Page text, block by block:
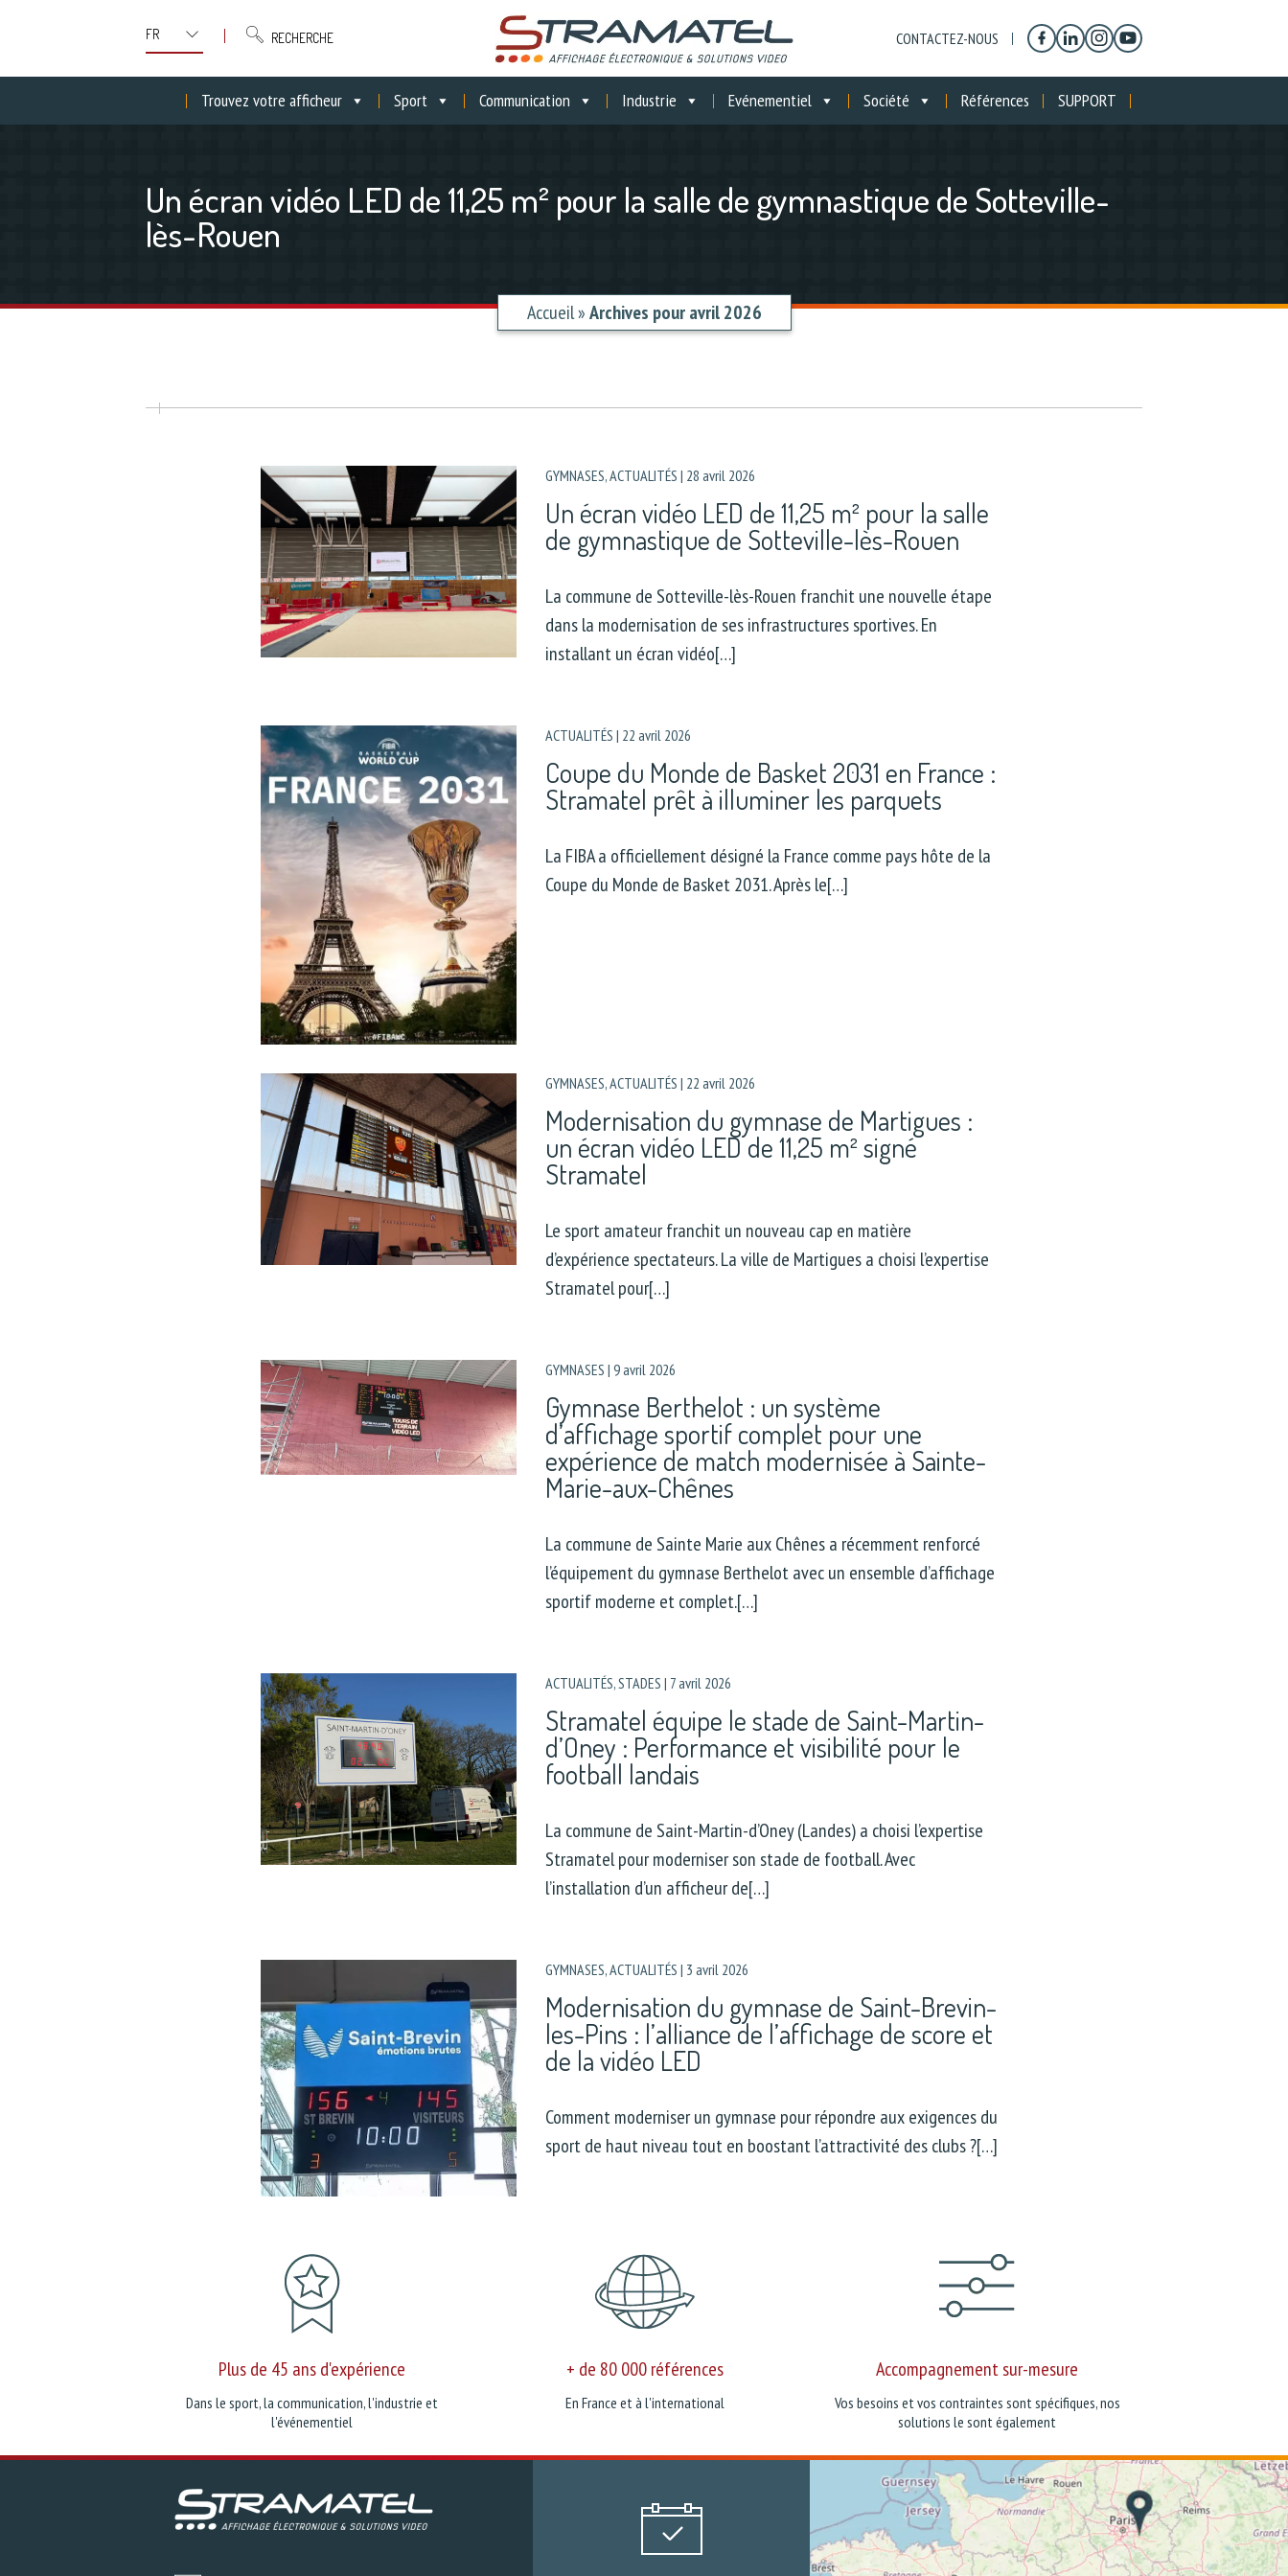
RECHERCHE CONTACTEZ-NOUS
Trouvez votre afficheur Sport Communication Industrie Evénementiel Société Références SUPPORT
Un écran vidéo LED de 11,25 m² pour la salle de gymnastique de Sotteville-
lès-Rouen
Accueil»Archives pour avril 2026
GYMNASES,ACTUALITÉS | 28 avril 2026
Un écran vidéo LED de 11,25 m² pour la salle
de gymnastique de Sotteville-lès-Rouen
La commune de Sotteville-lès-Rouen franchit une nouvelle étape
dans la modernisation de ses infrastructures sportives. En
installant un écran vidéo[…]
ACTUALITÉS | 22 avril 2026
Coupe du Monde de Basket 2031 en France :
Stramatel prêt à illuminer les parquets
La FIBA a officiellement désigné la France comme pays hôte de la
Coupe du Monde de Basket 2031. Après le[…]
GYMNASES,ACTUALITÉS | 22 avril 2026
Modernisation du gymnase de Martigues :
un écran vidéo LED de 11,25 m² signé
Stramatel
Le sport amateur franchit un nouveau cap en matière
d’expérience spectateurs. La ville de Martigues a choisi l’expertise
Stramatel pour[…]
GYMNASES | 9 avril 2026
Gymnase Berthelot : un système
d’affichage sportif complet pour une
expérience de match modernisée à Sainte-
Marie-aux-Chênes
La commune de Sainte Marie aux Chênes a récemment renforcé
l’équipement du gymnase Berthelot avec un ensemble d’affichage
sportif moderne et complet.[…]
ACTUALITÉS,STADES | 7 avril 2026
Stramatel équipe le stade de Saint-Martin-
d’Oney : Performance et visibilité pour le
football landais
La commune de Saint-Martin-d’Oney (Landes) a choisi l’expertise
Stramatel pour moderniser son stade de football. Avec
l’installation d’un afficheur de[…]
GYMNASES,ACTUALITÉS | 3 avril 2026
Modernisation du gymnase de Saint-Brevin-
les-Pins : l’alliance de l’affichage de score et
de la vidéo LED
Comment moderniser un gymnase pour répondre aux exigences du
sport de haut niveau tout en boostant l’attractivité des clubs ?[…]
Plus de 45 ans d'expérience
Dans le sport, la communication, l'industrie et
l'événementiel
+ de 80 000 références
En France et à l'international
Accompagnement sur-mesure
Vos besoins et vos contraintes sont spécifiques, nos
solutions le sont également